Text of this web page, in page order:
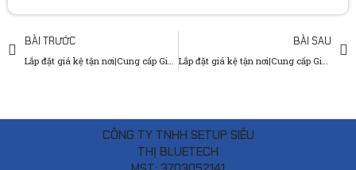
BÀI TRƯỚC
Lắp đặt giá kệ tận nơi|Cung cấp Giá Kệ Siêu Thị tại Cao Bằng Bluetech
BÀI SAU
Lắp đặt giá kệ tận nơi|Cung cấp Giá Kệ Siêu Thị tại Cà Mau Bluetech
CÔNG TY TNHH SETUP SIÊU
THỊ BLUETECH